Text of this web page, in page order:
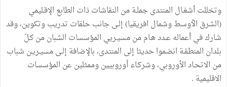
وتخللت أشغـال المنتدى جملـة من النقاشات ذات الطابع الإقـليمي
(الشرق الٲوسط وشمال افريقيا) إلـى جانب حلقات تدريب وتكوين، وقد
شارك في أعماله عـدد هـام من مسيـريي المؤسسات الشبان من كـلّ
بلدان المنطقـة انضموا حديثا إلى المنتدى، بالإضافة إلـى مسيـريـن شباب
من الاتحـاد الأوروبي، وشركـاء أوروبيين وممثلين عن المؤسسات
الاقليمية .